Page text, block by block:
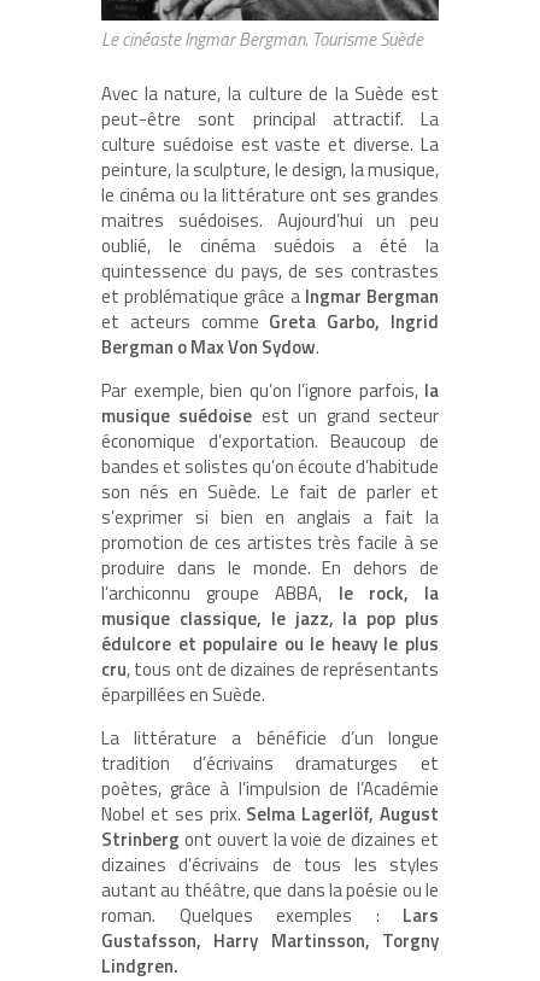
Le cinéaste Ingmar Bergman. Tourisme Suède
Avec la nature, la culture de la Suède est
peut-être sont principal attractif. La
culture suédoise est vaste et diverse. La
peinture, la sculpture, le design, la musique,
le cinéma ou la littérature ont ses grandes
maitres suédoises. Aujourd’hui un peu
oublié, le cinéma suédois a été la
quintessence du pays, de ses contrastes
et problématique grâce a Ingmar Bergman
et acteurs comme Greta Garbo, Ingrid
Bergman o Max Von Sydow.
Par exemple, bien qu’on l’ignore parfois, la
musique suédoise est un grand secteur
économique d’exportation. Beaucoup de
bandes et solistes qu’on écoute d’habitude
son nés en Suède. Le fait de parler et
s’exprimer si bien en anglais a fait la
promotion de ces artistes très facile à se
produire dans le monde. En dehors de
l’archiconnu groupe ABBA, le rock, la
musique classique, le jazz, la pop plus
édulcore et populaire ou le heavy le plus
cru, tous ont de dizaines de représentants
éparpillées en Suède.
La littérature a bénéficie d’un longue
tradition d’écrivains dramaturges et
poètes, grâce à l’impulsion de l’Académie
Nobel et ses prix. Selma Lagerlöf, August
Strinberg ont ouvert la voie de dizaines et
dizaines d’écrivains de tous les styles
autant au théâtre, que dans la poésie ou le
roman. Quelques exemples : Lars
Gustafsson, Harry Martinsson, Torgny
Lindgren.